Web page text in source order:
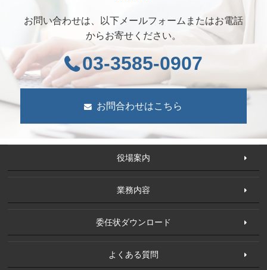
お問い合わせは、以下メールフォームまたはお電話
からお寄せください。
03-3585-0907
お問合わせはこちら
役場案内
業務内容
委任状ダウンロード
よくある質問